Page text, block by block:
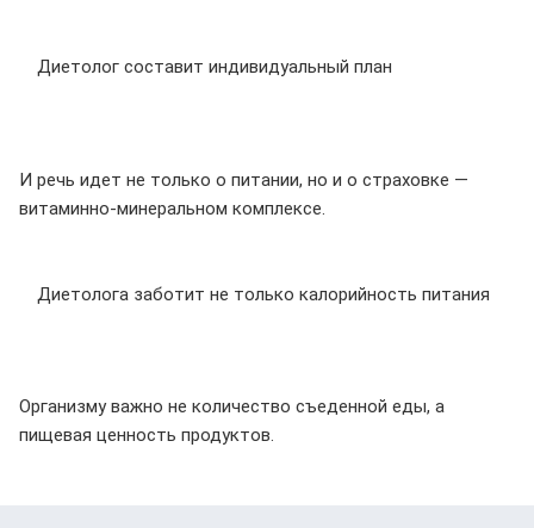
Диетолог составит индивидуальный план
И речь идет не только о питании, но и о страховке —
витаминно-минеральном комплексе.
Диетолога заботит не только калорийность питания
Организму важно не количество съеденной еды, а
пищевая ценность продуктов.